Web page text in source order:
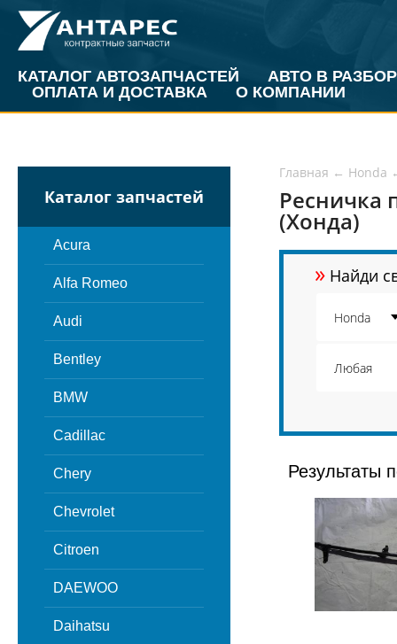
КАТАЛОГ АВТОЗАПЧАСТЕЙ
АВТО В РАЗБОР
ОПЛАТА И ДОСТАВКА
О КОМПАНИИ
Каталог запчастей
Acura
Alfa Romeo
Audi
Bentley
BMW
Cadillac
Chery
Chevrolet
Citroen
DAEWOO
Daihatsu
Главная ← Honda
Ресничка
(Хонда)
» Найди
Результаты